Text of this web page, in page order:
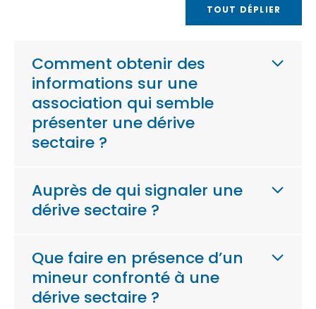
TOUT DÉPLIER
Comment obtenir des
informations sur une
association qui semble
présenter une dérive
sectaire ?
Auprès de qui signaler une
dérive sectaire ?
Que faire en présence d’un
mineur confronté à une
dérive sectaire ?